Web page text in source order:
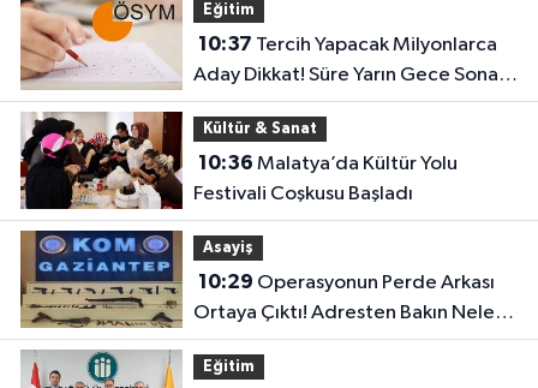
Eğitim
10:37
Aday Dikkat! Süre Yarın Gece Sona
Eriyor
Kültür & Sanat
10:36
Festivali Coşkusu Başladı
Asayiş
10:29
Ortaya Çıktı! Adresten Bakın Neler
Çıktı
Eğitim